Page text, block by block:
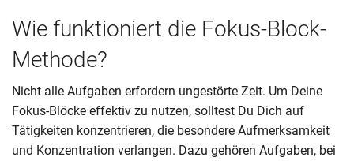
Wie funktioniert die Fokus-Block-
Methode?
Nicht alle Aufgaben erfordern ungestörte Zeit. Um Deine
Fokus-Blöcke effektiv zu nutzen, solltest Du Dich auf
Tätigkeiten konzentrieren, die besondere Aufmerksamkeit
und Konzentration verlangen. Dazu gehören Aufgaben, bei